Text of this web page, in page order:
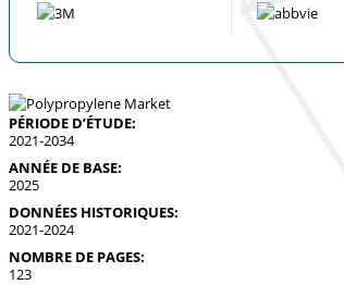
PÉRIODE D’ÉTUDE:
2021-2034
ANNÉE DE BASE:
2025
DONNÉES HISTORIQUES:
2021-2024
NOMBRE DE PAGES:
123